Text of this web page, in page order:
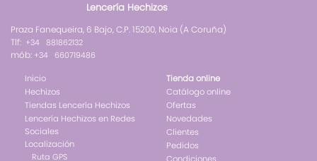
Lencería Hechizos
Praza Fanequeira, 6 Bajo, C.P. 15200, Noia (A Coruña)
Tlf: +34 881862132
mób: +34 660719486
Inicio
Hechizos
Tiendas Lencería Hechizos
Lencería Hechizos en Redes
Sociales
Localización
Ruta GPS
Tienda online
Catálogo online
Ofertas
Novedades
Clientes
Pedidos